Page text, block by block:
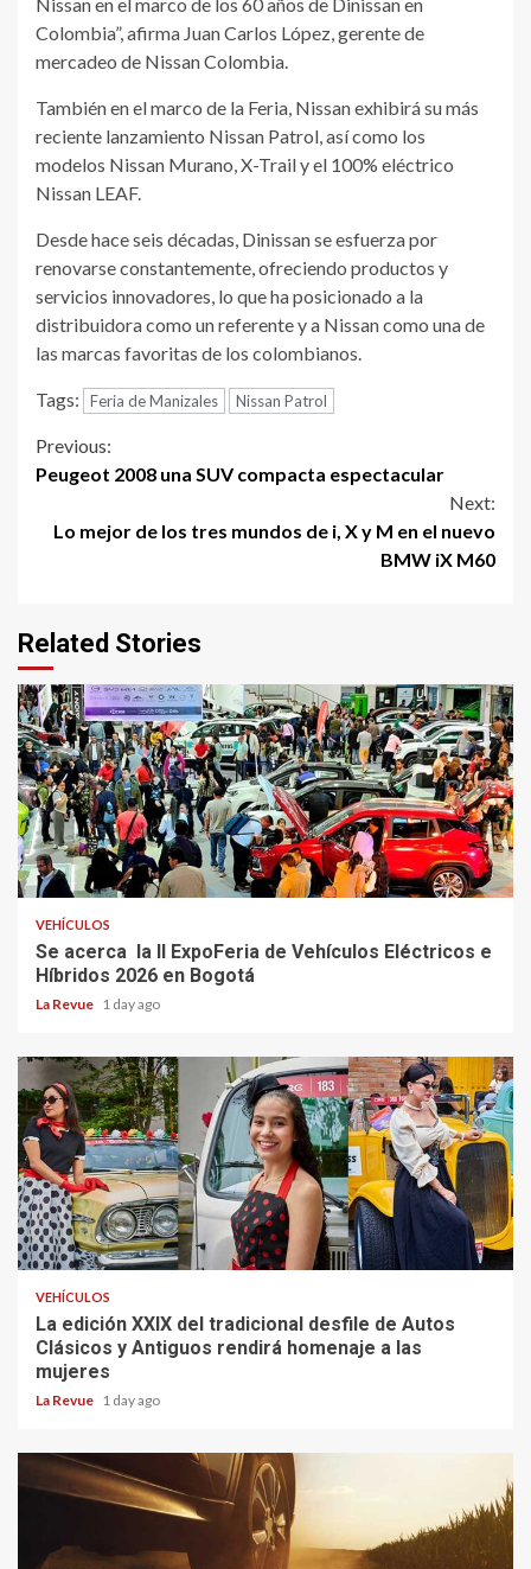
Nissan en el marco de los 60 años de Dinissan en
Colombia”, afirma Juan Carlos López, gerente de
mercadeo de Nissan Colombia.
También en el marco de la Feria, Nissan exhibirá su más
reciente lanzamiento Nissan Patrol, así como los
modelos Nissan Murano, X-Trail y el 100% eléctrico
Nissan LEAF.
Desde hace seis décadas, Dinissan se esfuerza por
renovarse constantemente, ofreciendo productos y
servicios innovadores, lo que ha posicionado a la
distribuidora como un referente y a Nissan como una de
las marcas favoritas de los colombianos.
Tags: Feria de Manizales Nissan Patrol
Continue
Previous:
Peugeot 2008 una SUV compacta espectacular
Next:
Lo mejor de los tres mundos de i, X y M en el nuevo
BMW iX M60
Related Stories
VEHÍCULOS
Se acerca la II ExpoFeria de Vehículos Eléctricos e
Híbridos 2026 en Bogotá
La Revue 1 day ago
VEHÍCULOS
La edición XXIX del tradicional desfile de Autos
Clásicos y Antiguos rendirá homenaje a las
mujeres
La Revue 1 day ago